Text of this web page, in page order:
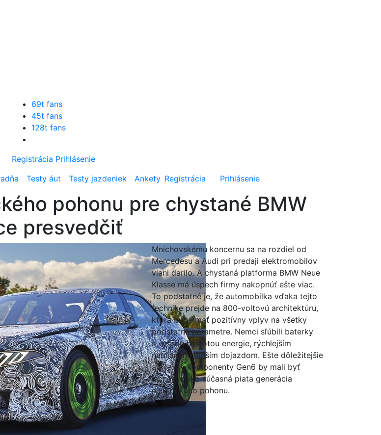
69t fans
45t fans
128t fans
Registrácia Prihlásenie
Testy áut Testy jazdeniek Ankety Registrácia Prihlásenie
pohonu pre chystané BMW
presvedčiť
Mníchovskému koncernu sa na rozdiel od
Mercedesu a Audi pri predaji elektromobilov
vlani darilo. A chystaná platforma BMW Neue
Klasse má úspech firmy nakopnúť ešte viac.
To podstatné je, že automobilka vďaka tejto
technike prejde na 800-voltovú architektúru,
ktorá bude mať pozitívny vplyv na všetky
podstatné parametre. Nemci sľúbili baterky
s vyššou hustotou energie, rýchlejším
nabíjaním i dlhším dojazdom. Ešte dôležitejšie
ale je, že komponenty Gen6 by mali byť
lacnejšie ako súčasná piata generácia
elektrického pohonu.